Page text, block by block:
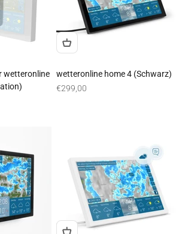
wetteronline
wetteronline home 4 (Schwarz)
Angebot
€299,00